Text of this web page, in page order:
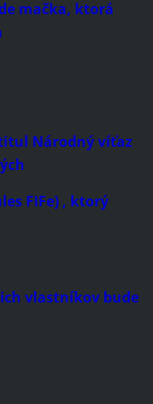
mačka, ktorá
Národný víťaz
FIFe) , ktorý
vlastníkov bude